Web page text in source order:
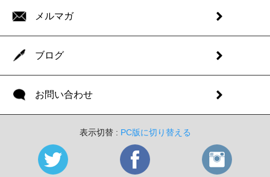
メルマガ
ブログ
お問い合わせ
表示切替 : PC版に切り替える